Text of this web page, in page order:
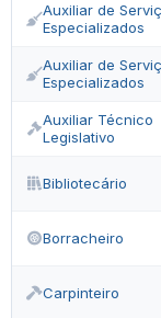
Auxiliar de
Especializados
Auxiliar de
Especializados
Auxiliar Técnico
Legislativo
Bibliotecário
Borracheiro
Carpinteiro